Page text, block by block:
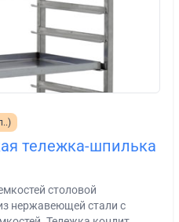
тележка-шпилька
столовой
нержавеющей стали с